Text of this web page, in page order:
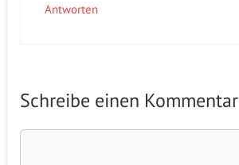
Antworten
Schreibe einen Kommentar